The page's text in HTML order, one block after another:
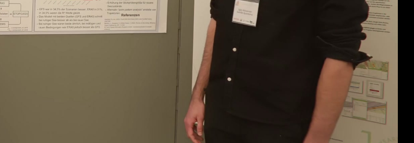
deu 1080p (mp4)
deu 1080p (webm)
deu 576p (mp4)
deu 576p (webm)